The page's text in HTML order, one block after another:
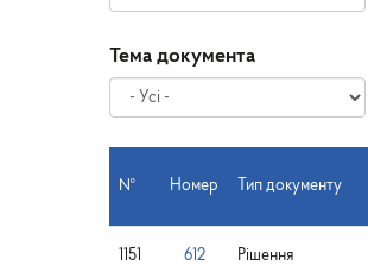
Тема документа
№ Номер Тип документу
1151 612 Рішення